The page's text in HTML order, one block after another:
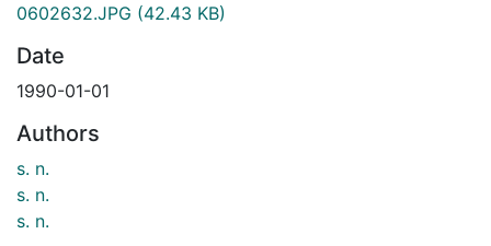
0602632.JPG (42.43 KB)
Date
1990-01-01
Authors
s. n.
s. n.
s. n.